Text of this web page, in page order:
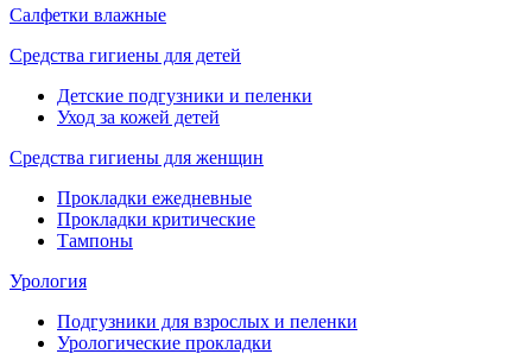
Салфетки влажные
Средства гигиены для детей
Детские подгузники и пеленки
Уход за кожей детей
Средства гигиены для женщин
Прокладки ежедневные
Прокладки критические
Тампоны
Урология
Подгузники для взрослых и пеленки
Урологические прокладки